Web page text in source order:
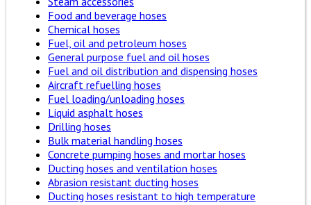
Food and beverage hoses
Chemical hoses
Fuel, oil and petroleum hoses
General purpose fuel and oil hoses
Fuel and oil distribution and dispensing hoses
Aircraft refuelling hoses
Fuel loading/unloading hoses
Liquid asphalt hoses
Drilling hoses
Bulk material handling hoses
Concrete pumping hoses and mortar hoses
Ducting hoses and ventilation hoses
Abrasion resistant ducting hoses
Ducting hoses resistant to high temperature